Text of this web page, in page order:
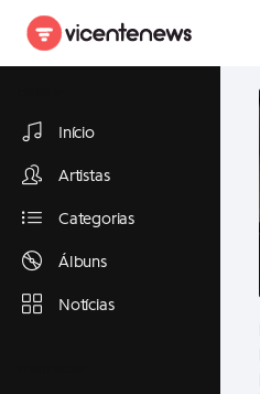
Início
Artistas
Categorias
Álbuns
Notícias